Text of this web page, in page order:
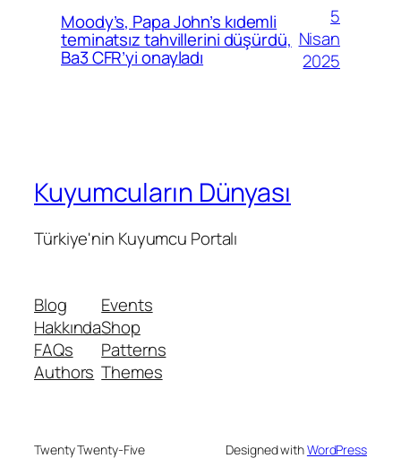
Moody’s, Papa John’s kıdemli
teminatsız tahvillerini düşürdü,
Ba3 CFR’yi onayladı
5
Nisan
2025
Kuyumcuların Dünyası
Türkiye'nin Kuyumcu Portalı
Blog
Hakkında
FAQs
Authors
Events
Shop
Patterns
Themes
Twenty Twenty-Five Designed withWordPress